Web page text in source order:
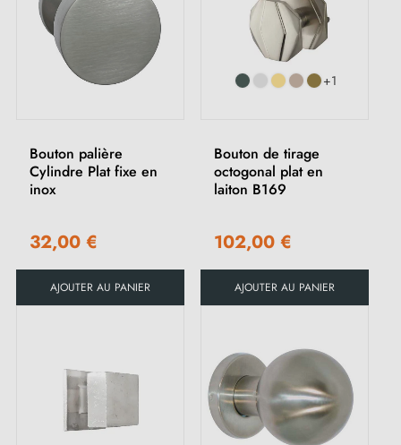
Bouton palière
Cylindre Plat fixe en
inox
32,00 €
AJOUTER AU PANIER
+1
Bouton de tirage
octogonal plat en
laiton B169
102,00 €
AJOUTER AU PANIER